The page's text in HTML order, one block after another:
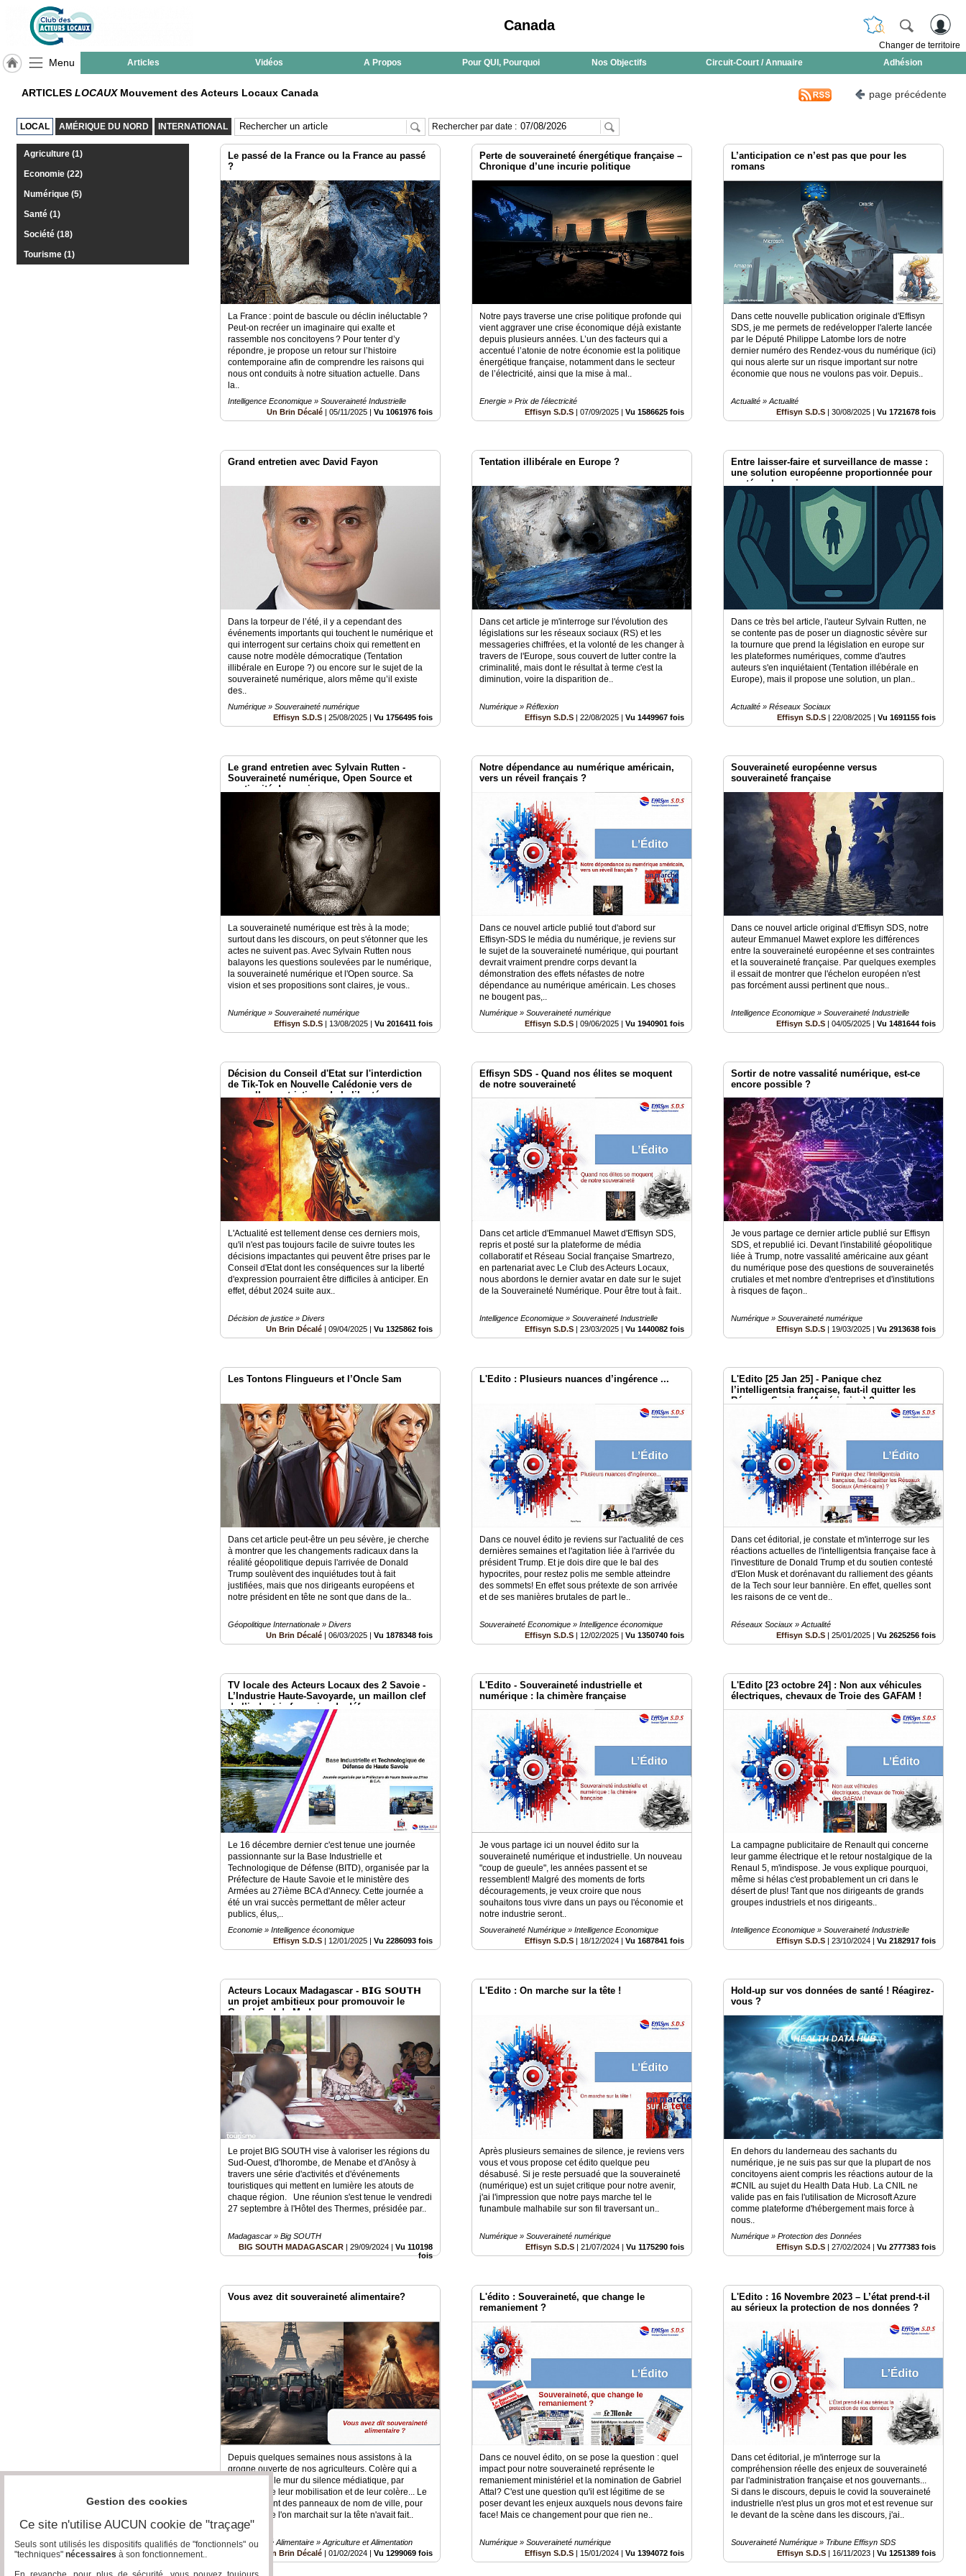
Canada
Changer de territoire
Menu Articles Vidéos A Propos Pour QUI, Pourquoi Nos Objectifs Circuit-Court / Annuaire Adhésion
LABEL
HULCOQ
ACCUEIL
Canada
France
Pour
concept
ARTICLES LOCAUXMouvement des Acteurs Locaux Canada page précédente
LOCAL AMÉRIQUE DU NORD INTERNATIONAL Rechercher par date :
Agriculture (1)
Economie (22)
Numérique (5)
Santé (1)
Société (18)
Tourisme (1)
Le passé de la France ou la France au passé
?
La France : point de bascule ou déclin inéluctable ?
Peut‑on recréer un imaginaire qui exalte et
rassemble nos concitoyens ? Pour tenter d’y
répondre, je propose un retour sur l’histoire
contemporaine afin de comprendre les raisons qui
nous ont conduits à notre situation actuelle. Dans
la..
Intelligence Economique » Souveraineté Industrielle
Un Brin Décalé |05/11/2025 |Vu 1061976 fois
Perte de souveraineté énergétique française –
Chronique d’une incurie politique
Notre pays traverse une crise politique profonde qui
vient aggraver une crise économique déjà existante
depuis plusieurs années. L’un des facteurs qui a
accentué l’atonie de notre économie est la politique
énergétique française, notamment dans le secteur
de l’électricité, ainsi que la mise à mal..
Energie » Prix de l'électricité
Effisyn S.D.S |07/09/2025 |Vu 1586625 fois
L’anticipation ce n’est pas que pour les
romans
Dans cette nouvelle publication originale d'Effisyn
SDS, je me permets de redévelopper l'alerte lancée
par le Député Philippe Latombe lors de notre
dernier numéro des Rendez-vous du numérique (ici)
qui nous alerte sur un risque important sur notre
économie que nous ne voulons pas voir. Depuis..
Actualité » Actualité
Effisyn S.D.S |30/08/2025 |Vu 1721678 fois
Grand entretien avec David Fayon
Dans la torpeur de l’été, il y a cependant des
événements importants qui touchent le numérique et
qui interrogent sur certains choix qui remettent en
cause notre modèle démocratique (Tentation
illibérale en Europe ?) ou encore sur le sujet de la
souveraineté numérique, alors même qu’il existe
des..
Numérique » Souveraineté numérique
Effisyn S.D.S |25/08/2025 |Vu 1756495 fois
Tentation illibérale en Europe ?
Dans cet article je m'interroge sur l'évolution des
législations sur les réseaux sociaux (RS) et les
messageries chiffrées, et la volonté de les changer à
travers de l'Europe, sous couvert de lutter contre la
criminalité, mais dont le résultat à terme c'est la
diminution, voire la disparition de..
Numérique » Réflexion
Effisyn S.D.S |22/08/2025 |Vu 1449967 fois
Entre laisser-faire et surveillance de masse :
une solution européenne proportionnée pour
protéger les mineurs.
Dans ce très bel article, l'auteur Sylvain Rutten, ne
se contente pas de poser un diagnostic sévère sur
la tournure que prend la législation en europe sur
les plateformes numériques, comme d'autres
auteurs s'en inquiétaient (Tentation illébérale en
Europe), mais il propose une solution, un plan..
Actualité » Réseaux Sociaux
Effisyn S.D.S |22/08/2025 |Vu 1691155 fois
Le grand entretien avec Sylvain Rutten -
Souveraineté numérique, Open Source et
continuité de service
La souveraineté numérique est très à la mode;
surtout dans les discours, on peut s'étonner que les
actes ne suivent pas. Avec Sylvain Rutten nous
balayons les questions soulevées par le numérique,
la souveraineté numérique et l'Open source. Sa
vision et ses propositions sont claires, je vous..
Numérique » Souveraineté numérique
Effisyn S.D.S | 13/08/2025 |Vu 2016411 fois
Notre dépendance au numérique américain,
vers un réveil français ?
Dans ce nouvel article publié tout d'abord sur
Effisyn-SDS le média du numérique, je reviens sur
le sujet de la souveraineté numérique, qui pourtant
devrait vraiment prendre corps devant la
démonstration des effets néfastes de notre
dépendance au numérique américain. Les choses
ne bougent pas,..
Numérique » Souveraineté numérique
Effisyn S.D.S |09/06/2025 |Vu 1940901 fois
Souveraineté européenne versus
souveraineté française
Dans ce nouvel article original d'Effisyn SDS, notre
auteur Emmanuel Mawet explore les différences
entre la souveraineté européenne et ses contraintes
et la souveraineté française. Par quelques exemples
il essait de montrer que l'échelon européen n'est
pas forcément aussi pertinent que nous..
Intelligence Economique » Souveraineté Industrielle
Effisyn S.D.S |04/05/2025 |Vu 1481644 fois
Décision du Conseil d'Etat sur l'interdiction
de Tik-Tok en Nouvelle Calédonie vers de
nouvelles restrictions de la liberté
d'expression?
L'Actualité est tellement dense ces derniers mois,
qu'il n'est pas toujours facile de suivre toutes les
décisions impactantes qui peuvent être prises par le
Conseil d'Etat dont les conséquences sur la liberté
d'expression pourraient être difficiles à anticiper. En
effet, début 2024 suite aux..
Décision de justice » Divers
Un Brin Décalé |09/04/2025 |Vu 1325862 fois
Effisyn SDS - Quand nos élites se moquent
de notre souveraineté
Dans cet article d'Emmanuel Mawet d'Effisyn SDS,
repris et posté sur la plateforme de média
collaboratif et Réseau Social française Smartrezo,
en partenariat avec Le Club des Acteurs Locaux,
nous abordons le dernier avatar en date sur le sujet
de la Souveraineté Numérique. Pour être tout à fait..
Intelligence Economique » Souveraineté Industrielle
Effisyn S.D.S |23/03/2025 |Vu 1440082 fois
Sortir de notre vassalité numérique, est-ce
encore possible ?
Je vous partage ce dernier article publié sur Effisyn
SDS, et republié ici. Devant l'instabilité géopolitique
liée à Trump, notre vassalité américaine aux géant
du numérique pose des questions de souverainetés
crutiales et met nombre d'entreprises et d'institutions
à risques de façon..
Numérique » Souveraineté numérique
Effisyn S.D.S
19/03/2025 |Vu 2913638 fois
Les Tontons Flingueurs et l’Oncle Sam
Dans cet article peut-être un peu sévère, je cherche
à montrer que les changements radicaux dans la
réalité géopolitique depuis l'arrivée de Donald
Trump soulèvent des inquiétudes tout à fait
justifiées, mais que nos dirigeants européens et
notre président en tête ne sont que dans de la..
Géopolitique Internationale » Divers
Un Brin Décalé |06/03/2025 |Vu 1878348 fois
L'Edito : Plusieurs nuances d’ingérence ...
Dans ce nouvel édito je reviens sur l'actualité de ces
dernières semaines et l'agitation liée à l'arrivée du
président Trump. Et je dois dire que le bal des
hypocrites, pour restez polis me semble atteindre
des sommets! En effet sous prétexte de son arrivée
et de ses manières brutales de part le..
Souveraineté Economique » Intelligence économique
Effisyn S.D.S | 12/02/2025 |Vu 1350740 fois
L'Edito [25 Jan 25] - Panique chez
l’intelligentsia française, faut-il quitter les
Réseaux Sociaux (Américains) ?
Dans cet éditorial, je constate et m'interroge sur les
réactions actuelles de l'intelligentsia française face à
l'investiture de Donald Trump et du soutien contesté
d'Elon Musk et dorénavant du ralliement des géants
de la Tech sour leur bannière. En effet, quelles sont
les raisons de ce vent de..
Réseaux Sociaux » Actualité
Effisyn S.D.S |25/01/2025 |Vu 2625256 fois
TV locale des Acteurs Locaux des 2 Savoie -
L’Industrie Haute-Savoyarde, un maillon clef
de l’industrie française de défense
Le 16 décembre dernier c'est tenue une journée
passionnante sur la Base Industrielle et
Technologique de Défense (BITD), organisée par la
Préfecture de Haute Savoie et le ministère des
Armées au 27ième BCA d'Annecy. Cette journée a
été un vrai succès permettant de mêler acteur
publics, élus,..
Economie » Intelligence économique
Effisyn S.D.S
12/01/2025 |Vu 2286093 fois
L'Edito - Souveraineté industrielle et
numérique : la chimère française
Je vous partage ici un nouvel édito sur la
souveraineté numérique et industrielle. Un nouveau
"coup de gueule", les années passent et se
ressemblent! Malgré des moments de forts
découragements, je veux croire que nous
souhaitons tous vivre dans un pays ou l'économie et
notre industrie seront..
Souveraineté Numérique » Intelligence Economique
Effisyn S.D.S
18/12/2024 |Vu 1687841 fois
L'Edito [23 octobre 24] : Non aux véhicules
électriques, chevaux de Troie des GAFAM !
La campagne publicitaire de Renault qui concerne
leur gamme électrique et le retour nostalgique de la
Renaul 5, m'indispose. Je vous explique pourquoi,
même si hélas c'est probablement un cri dans le
désert de plus! Tant que nos dirigeants de grands
groupes industriels et nos dirigeants..
Intelligence Economique » Souveraineté Industrielle
Effisyn S.D.S |23/10/2024 |Vu 2182917 fois
Acteurs Locaux Madagascar - 𝗕𝗜𝗚 𝗦𝗢𝗨𝗧𝗛
un projet ambitieux pour promouvoir le
Grand Sud de Madagascar
Le projet BIG SOUTH vise à valoriser les régions du
Sud-Ouest, d'Ihorombe, de Menabe et d'Anôsy à
travers une série d'activités et d'événements
touristiques qui mettent en lumière les atouts de
chaque région. Une réunion s'est tenue le vendredi
27 septembre à l'Hôtel des Thermes, présidée par..
Madagascar » Big SOUTH
BIG SOUTH MADAGASCAR |29/09/2024 |Vu 110198
fois
L'Edito : On marche sur la tête !
Après plusieurs semaines de silence, je reviens vers
vous et vous propose cet édito quelque peu
désabusé. Si je reste persuadé que la souveraineté
(numérique) est un sujet critique pour notre avenir,
j'ai l'impression que notre pays marche tel le
funambule malhabile sur son fil traversant un..
Numérique » Souveraineté numérique
Effisyn S.D.S |21/07/2024 |Vu 1175290 fois
Hold-up sur vos données de santé ! Réagirez-
vous ?
En dehors du landerneau des sachants du
numérique, je ne suis pas sur que la plupart de nos
concitoyens aient compris les réactions autour de la
#CNIL au sujet du Health Data Hub. La CNIL ne
valide pas en fais l'utilisation de Microsoft Azure
comme plateforme d'hébergement mais force à
nous..
Numérique » Protection des Données
Effisyn S.D.S |27/02/2024 |Vu 2777383 fois
Vous avez dit souveraineté alimentaire?
Depuis quelques semaines nous assistons à la
grogne ouverte de nos agriculteurs. Colère qui a
enfin percé le mur du silence médiatique, par
l'ampleur de leur mobilisation et de leur colère... Le
retournement des panneaux de nom de ville, pour
signifier que l'on marchait sur la tête n'avait fait..
Souveraineté Alimentaire » Agriculture et Alimentation
Un Brin Décalé |01/02/2024 |Vu 1299069 fois
L'édito : Souveraineté, que change le
remaniement ?
Dans ce nouvel édito, on se pose la question : quel
impact pour notre souveraineté représente le
remaniement ministériel et la nomination de Gabriel
Attal? C'est une question qu'il est légitime de se
poser devant les enjeux auxquels nous devons faire
face! Mais ce changement pour que rien ne..
Numérique » Souveraineté numérique
Effisyn S.D.S | 15/01/2024 |Vu 1394072 fois
L'Edito : 16 Novembre 2023 – L’état prend-t-il
au sérieux la protection de nos données ?
Dans cet éditorial, je m'interroge sur la
compréhension réelle des enjeux de souveraineté
par l'administration française et nos gouvernants...
Si dans le discours, depuis le covid la souveraineté
industrielle n'est plus un gros mot et est revenue sur
le devant de la scène dans les discours, j'ai..
Souveraineté Numérique » Tribune Effisyn SDS
Effisyn S.D.S | 16/11/2023 |Vu 1251389 fois
Gestion des cookies
Ce site n'utilise AUCUN cookie de "traçage"
Seuls sont utilisés les dispositifs qualifiés de "fonctionnels" ou
"techniques" nécessaires à son fonctionnement..